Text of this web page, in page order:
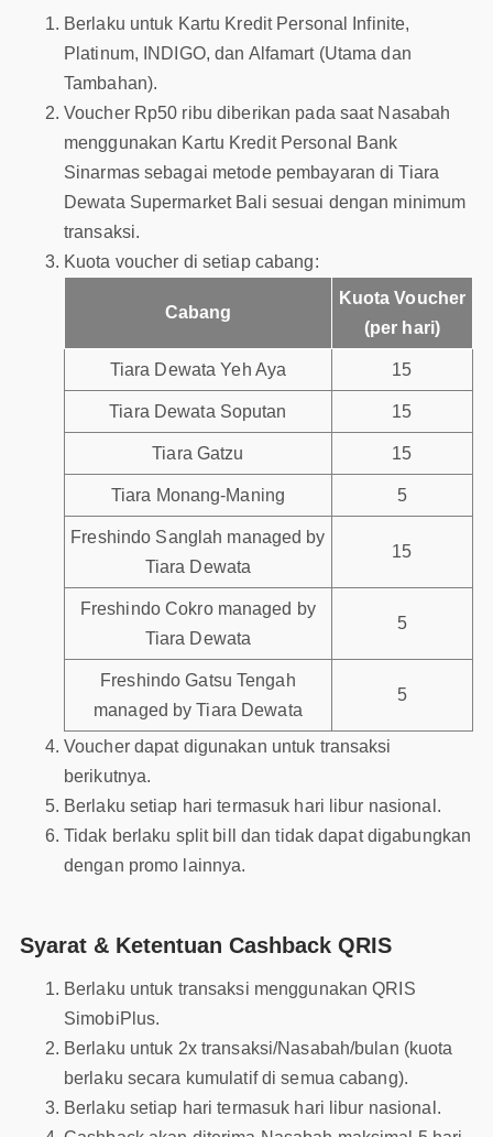
Berlaku untuk Kartu Kredit Personal Infinite,
Platinum, INDIGO, dan Alfamart (Utama dan
Tambahan).
Voucher Rp50 ribu diberikan pada saat Nasabah
menggunakan Kartu Kredit Personal Bank
Sinarmas sebagai metode pembayaran di Tiara
Dewata Supermarket Bali sesuai dengan minimum
transaksi.
Kuota voucher di setiap cabang:
Cabang
Kuota Voucher
(per hari)
Tiara Dewata Yeh Aya 15
Tiara Dewata Soputan 15
Tiara Gatzu 15
Tiara Monang-Maning 5
Freshindo Sanglah managed by
Tiara Dewata
15
Freshindo Cokro managed by
Tiara Dewata
5
Freshindo Gatsu Tengah
managed by Tiara Dewata
5
Voucher dapat digunakan untuk transaksi
berikutnya.
Berlaku setiap hari termasuk hari libur nasional.
Tidak berlaku split bill dan tidak dapat digabungkan
dengan promo lainnya.
Syarat & Ketentuan Cashback QRIS
Berlaku untuk transaksi menggunakan QRIS
SimobiPlus.
Berlaku untuk 2x transaksi/Nasabah/bulan (kuota
berlaku secara kumulatif di semua cabang).
Berlaku setiap hari termasuk hari libur nasional.